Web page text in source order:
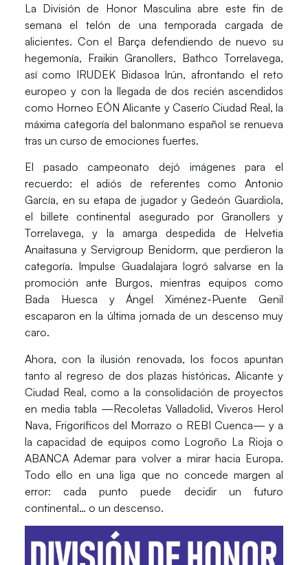
La División de Honor Masculina abre este fin de
semana el telón de una temporada cargada de
alicientes. Con el Barça defendiendo de nuevo su
hegemonía, Fraikin Granollers, Bathco Torrelavega,
así como IRUDEK Bidasoa Irún, afrontando el reto
europeo y con la llegada de dos recién ascendidos
como Horneo EÓN Alicante y Caserío Ciudad Real, la
máxima categoría del balonmano español se renueva
tras un curso de emociones fuertes.
El pasado campeonato dejó imágenes para el
recuerdo: el adiós de referentes comoAntonio
García, en su etapa de jugador y Gedeón Guardiola,
el billete continental asegurado porGranollers y
Torrelavega, y la amarga despedida de Helvetia
Anaitasuna y Servigroup Benidorm, que perdieron la
categoría. Impulse Guadalajara logró salvarse en la
promoción ante Burgos, mientras equipos como
Bada Huesca y Ángel Ximénez-Puente Genil
escaparon en la última jornada de un descenso muy
caro.
Ahora, con la ilusión renovada, los focos apuntan
tanto al regreso de dos plazas históricas, Alicante y
Ciudad Real, como a la consolidación de proyectos
en media tabla —Recoletas Valladolid, Viveros Herol
Nava, Frigoríficos del Morrazo o REBI Cuenca— y a
la capacidad de equipos como Logroño La Rioja o
ABANCA Ademar para volver a mirar hacia Europa.
Todo ello en una liga que no concede margen al
error: cada punto puede decidir un futuro
continental… o un descenso.